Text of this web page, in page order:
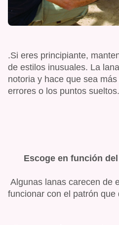
.Si eres principiante,
de estilos inusuales. La
notoria y hace que sea
errores o los puntos sueltos.
Escoge en función
Algunas lanas carecen de
funcionar con el patrón que